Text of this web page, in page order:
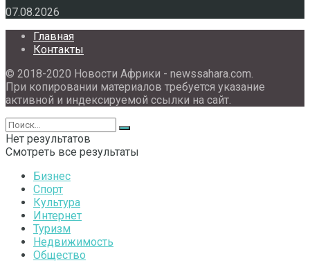
07.08.2026
Главная
Контакты
© 2018-2020 Новости Африки - newssahara.com.
При копировании материалов требуется указание
активной и индексируемой ссылки на сайт.
Нет результатов
Смотреть все результаты
Бизнес
Спорт
Культура
Интернет
Туризм
Недвижимость
Общество